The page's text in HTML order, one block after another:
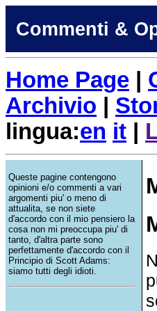
Commenti &
Home Page
Archivio
lingua:en it
Queste pagine contengono
opinioni e/o commenti a vari
argomenti piu' o meno di
attualita, se non siete
d'accordo con il mio pensiero la
cosa non mi preoccupa piu' di
tanto, d'altra parte sono
perfettamente d'accordo con il
Principio di Scott Adams:
siamo tutti degli idioti.